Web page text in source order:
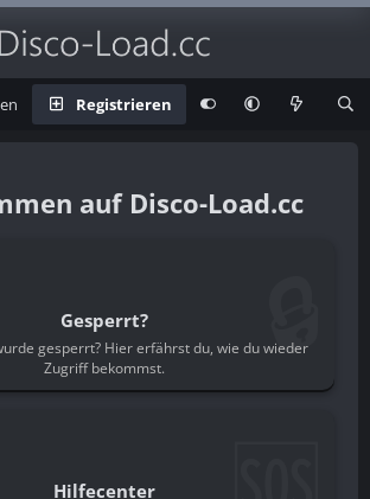
Registrieren
Disco-Load.cc
Gesperrt?
gesperrt? Hier erfährst du, wie du wieder
Zugriff bekommst.
🔒
Hilfecenter